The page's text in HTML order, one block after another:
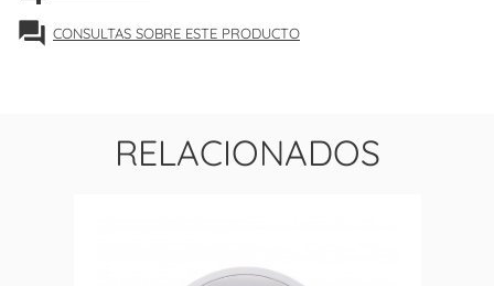
forum CONSULTAS SOBRE ESTE PRODUCTO
RELACIONADOS